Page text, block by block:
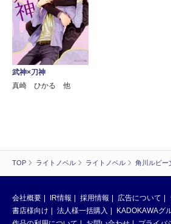
TOP ライトノベル ライトノベル 角川ルビー
武神×刀神
真崎 ひかる 他
会社概要 IR情報 採用情報 広告について
書店様向け
法人様一括購入
KADOKAWAグ